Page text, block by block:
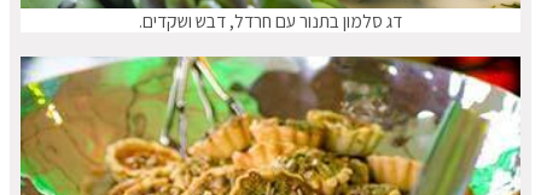
דג סלמון בתנור עם חרדל, דבש ושקדים.